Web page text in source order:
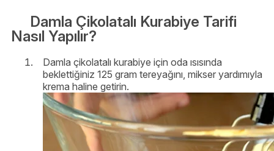
Damla Çikolatalı Kurabiye Tarifi
Nasıl Yapılır?
Damla çikolatalı kurabiye için oda ısısında
beklettiğiniz 125 gram tereyağını, mikser yardımıyla
krema haline getirin.